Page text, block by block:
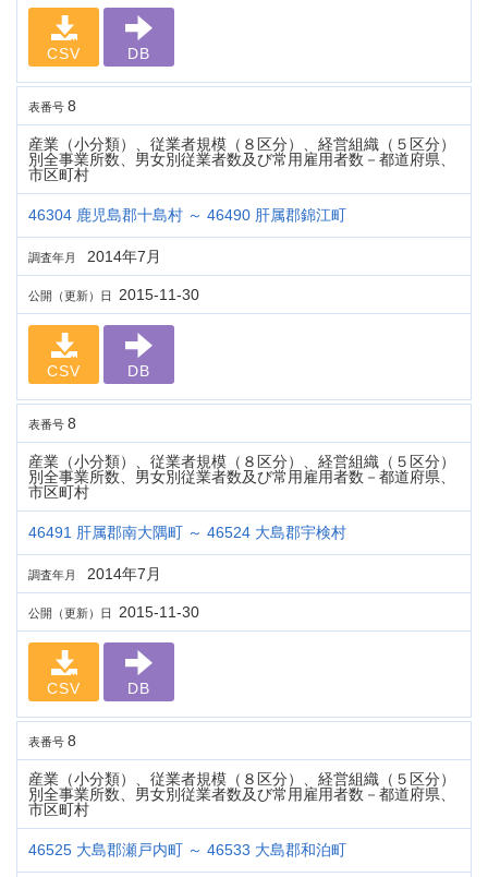
CSV DB
表番号 8
産業（小分類）、従業者規模（８区分）、経営組織（５区分）
別全事業所数、男女別従業者数及び常用雇用者数－都道府県、
市区町村
46304 鹿児島郡十島村 ～ 46490 肝属郡錦江町
調査年月 2014年7月
公開（更新）日 2015-11-30
CSV DB
表番号 8
産業（小分類）、従業者規模（８区分）、経営組織（５区分）
別全事業所数、男女別従業者数及び常用雇用者数－都道府県、
市区町村
46491 肝属郡南大隅町 ～ 46524 大島郡宇検村
調査年月 2014年7月
公開（更新）日 2015-11-30
CSV DB
表番号 8
産業（小分類）、従業者規模（８区分）、経営組織（５区分）
別全事業所数、男女別従業者数及び常用雇用者数－都道府県、
市区町村
46525 大島郡瀬戸内町 ～ 46533 大島郡和泊町